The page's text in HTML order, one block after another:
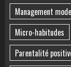
Management
Micro-habitudes
Parentalité